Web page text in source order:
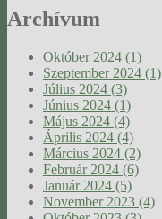
Archívum
Október 2024 (1)
Szeptember 2024 (1)
Július 2024 (3)
Június 2024 (1)
Május 2024 (4)
Április 2024 (4)
Március 2024 (2)
Február 2024 (6)
Január 2024 (5)
November 2023 (4)